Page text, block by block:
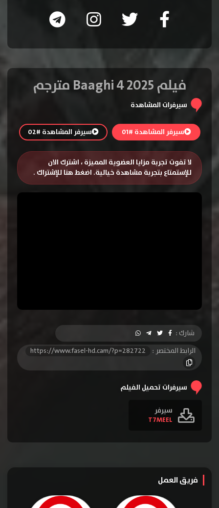
فيلم Baaghi 4 2025 مترجم
سيرفرات المشاهدة
سيرفر المشاهدة #01 سيرفر المشاهدة #02
لا تفوت تجربة مزايا العضوية المميزة ، اشترك الان
للإستمتاع بتجربة مشاهدة خيالية. اضغط هنا للإشتراك .
شارك :
الرابط المختصر :
https://www.fasel-hd.cam/?p=282722
سيرفرات تحميل الفيلم
سيرفر
T7MEEL
فريق العمل